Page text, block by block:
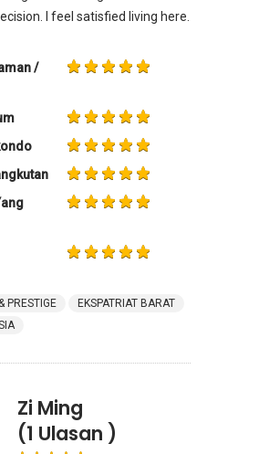
I feel satisfied living here.
/
PRESTIGE
EKSPATRIAT BARAT
Zi Ming
(1 Ulasan )